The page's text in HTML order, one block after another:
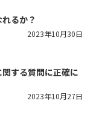
るか？
2023年10月30日
する質問に正確に
2023年10月27日